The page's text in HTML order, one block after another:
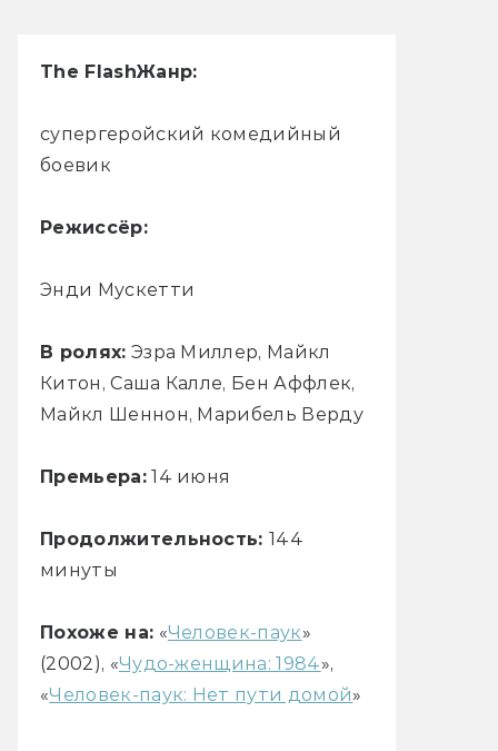
The FlashЖанр:
супергеройский комедийный
боевик
Режиссёр:
Энди Мускетти
В ролях: Эзра Миллер, Майкл
Китон, Саша Калле, Бен Аффлек,
Майкл Шеннон, Марибель Верду
Премьера:14 июня
Продолжительность:144
минуты
Похоже на: «Человек-паук»
(2002), «Чудо-женщина: 1984»,
«Человек-паук: Нет пути домой»